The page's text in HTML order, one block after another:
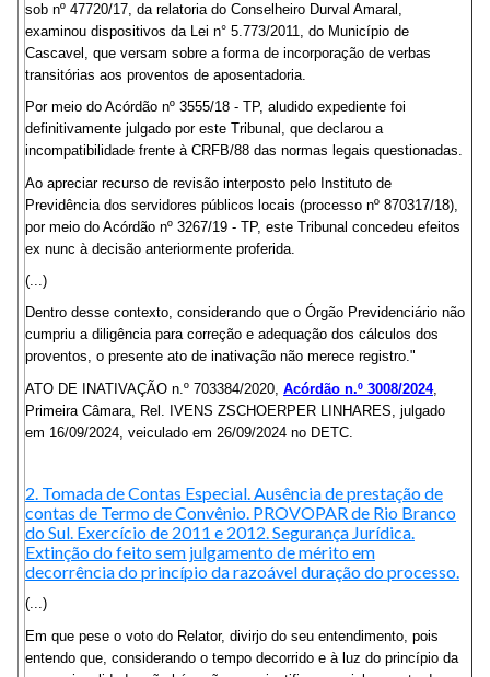
sob nº 47720/17, da relatoria do Conselheiro Durval Amaral,
examinou dispositivos da Lei n° 5.773/2011, do Município de
Cascavel, que versam sobre a forma de incorporação de verbas
transitórias aos proventos de aposentadoria.
Por meio do Acórdão nº 3555/18 - TP, aludido expediente foi
definitivamente julgado por este Tribunal, que declarou a
incompatibilidade frente à CRFB/88 das normas legais questionadas.
Ao apreciar recurso de revisão interposto pelo Instituto de
Previdência dos servidores públicos locais (processo nº 870317/18),
por meio do Acórdão nº 3267/19 - TP, este Tribunal concedeu efeitos
ex nunc à decisão anteriormente proferida.
(...)
Dentro desse contexto, considerando que o Órgão Previdenciário não
cumpriu a diligência para correção e adequação dos cálculos dos
proventos, o presente ato de inativação não merece registro."
ATO DE INATIVAÇÃO n.º 703384/2020, Acórdão n.º 3008/2024,
Primeira Câmara, Rel. IVENS ZSCHOERPER LINHARES, julgado
em 16/09/2024, veiculado em 26/09/2024 no DETC.
2. Tomada de Contas Especial. Ausência de prestação de
contas de Termo de Convênio. PROVOPAR de Rio Branco
do Sul. Exercício de 2011 e 2012. Segurança Jurídica.
Extinção do feito sem julgamento de mérito em
decorrência do princípio da razoável duração do processo.
(...)
Em que pese o voto do Relator, divirjo do seu entendimento, pois
entendo que, considerando o tempo decorrido e à luz do princípio da